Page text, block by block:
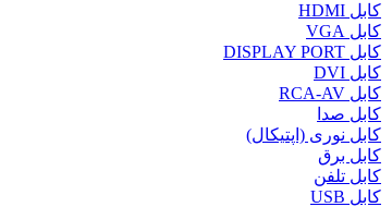
کابل HDMI
کابل VGA
کابل DISPLAY PORT
کابل DVI
کابل RCA-AV
کابل صدا
کابل نوری (اپتیکال)
کابل برق
کابل تلفن
کابل USB